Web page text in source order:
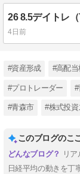
26 8.5デイトレ（
4日前
#資産形成 #高配当
#プロトレーダー #
#青森市 #株式投
このブログのこ
リ
日経平均の動きを丁